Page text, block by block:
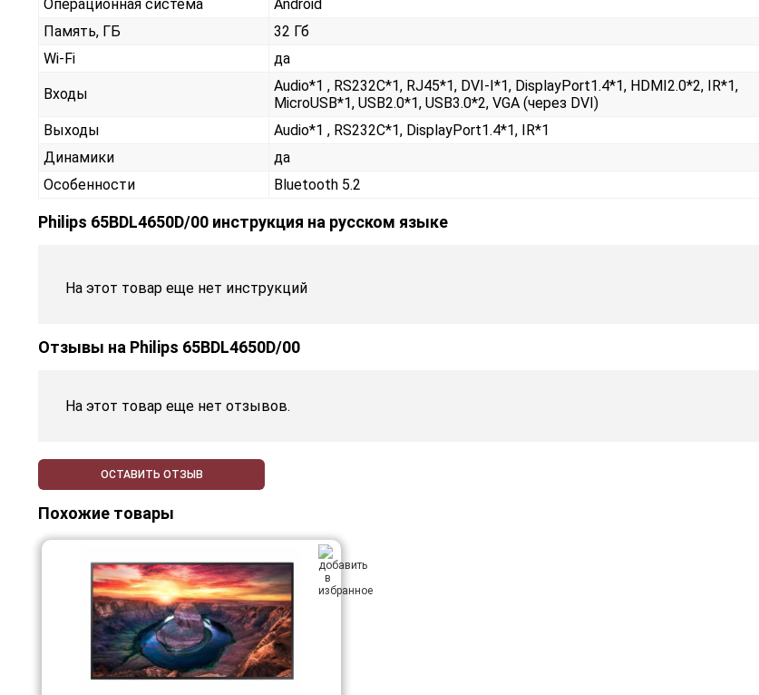
Операционная система
Android
Память, ГБ
32 Гб
Wi-Fi
да
Входы
Audio*1 , RS232С*1, RJ45*1, DVI-I*1, DisplayPort1.4*1, HDMI2.0*2, IR*1,
MicroUSB*1, USB2.0*1, USB3.0*2, VGA (через DVI)
Выходы
Audio*1 , RS232С*1, DisplayPort1.4*1, IR*1
Динамики
да
Особенности
Bluetooth 5.2
Philips 65BDL4650D/00 инструкция на русском языке
На этот товар еще нет инструкций
Отзывы на Philips 65BDL4650D/00
На этот товар еще нет отзывов.
ОСТАВИТЬ ОТЗЫВ
Похожие товары